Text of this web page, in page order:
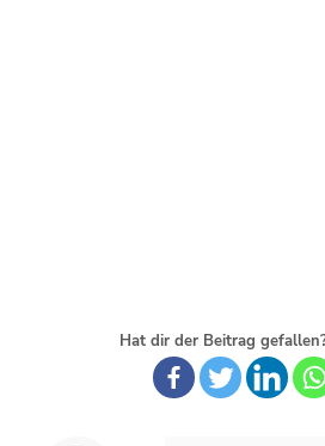
Hat dir der Beitrag